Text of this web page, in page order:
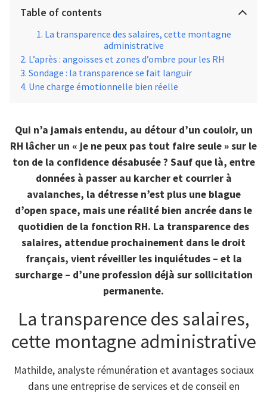
Table of contents
La transparence des salaires, cette montagne
administrative
L’après : angoisses et zones d’ombre pour les RH
Sondage : la transparence se fait languir
Une charge émotionnelle bien réelle
Qui n’a jamais entendu, au détour d’un couloir, un
RH lâcher un « je ne peux pas tout faire seule » sur le
ton de la confidence désabusée ? Sauf que là, entre
données à passer au karcher et courrier à
avalanches, la détresse n’est plus une blague
d’open space, mais une réalité bien ancrée dans le
quotidien de la fonction RH. La transparence des
salaires, attendue prochainement dans le droit
français, vient réveiller les inquiétudes – et la
surcharge – d’une profession déjà sur sollicitation
permanente.
La transparence des salaires,
cette montagne administrative
Mathilde, analyste rémunération et avantages sociaux
dans une entreprise de services et de conseil en